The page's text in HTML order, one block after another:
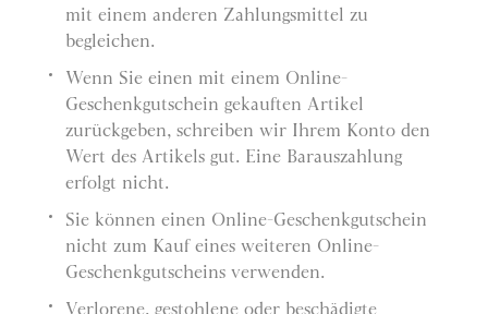
mit einem anderen Zahlungsmittel zu
begleichen.
Wenn Sie einen mit einem Online-
Geschenkgutschein gekauften Artikel
zurückgeben, schreiben wir Ihrem Konto den
Wert des Artikels gut. Eine Barauszahlung
erfolgt nicht.
Sie können einen Online-Geschenkgutschein
nicht zum Kauf eines weiteren Online-
Geschenkgutscheins verwenden.
Verlorene, gestohlene oder beschädigte